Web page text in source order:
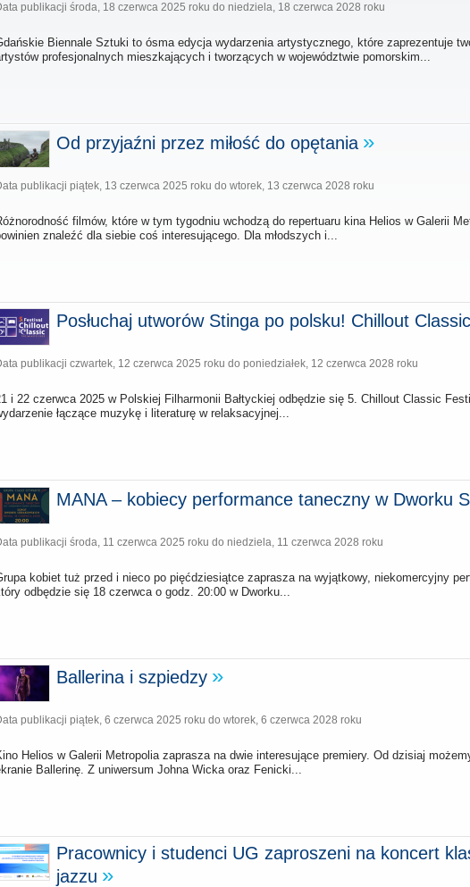
publikacji środa, 18 czerwca 2025 roku do niedziela, 18 czerwca 2028 roku
Biennale Sztuki to ósma edycja wydarzenia artystycznego, które zaprezentuje
profesjonalnych mieszkających i tworzących w województwie pomorskim...
Od przyjaźni przez miłość do opętania
publikacji piątek, 13 czerwca 2025 roku do wtorek, 13 czerwca 2028 roku
filmów, które w tym tygodniu wchodzą do repertuaru kina Helios w Galerii
znaleźć dla siebie coś interesującego. Dla młodszych i...
Posłuchaj utworów Stinga po polsku! Chillout
publikacji czwartek, 12 czerwca 2025 roku do poniedziałek, 12 czerwca 2028 roku
i 22 czerwca 2025 w Polskiej Filharmonii Bałtyckiej odbędzie się 5. Chillout Classic
łączące muzykę i literaturę w relaksacyjnej...
MANA – kobiecy performance taneczny w Dworku
publikacji środa, 11 czerwca 2025 roku do niedziela, 11 czerwca 2028 roku
kobiet tuż przed i nieco po pięćdziesiątce zaprasza na wyjątkowy, niekomercyjny
odbędzie się 18 czerwca o godz. 20:00 w Dworku...
Ballerina i szpiedzy
publikacji piątek, 6 czerwca 2025 roku do wtorek, 6 czerwca 2028 roku
Helios w Galerii Metropolia zaprasza na dwie interesujące premiery. Od dzisiaj
Ballerinę. Z uniwersum Johna Wicka oraz Fenicki...
Pracownicy i studenci UG zaproszeni na koncert
jazzu